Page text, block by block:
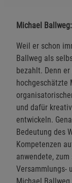
Michael
Weil er schon
Ballweg als
bezahlt. Denn
hochgeschätzte
und dafür
entwickeln.
Bedeutung des
Kompetenzen
anwendete,
Versammlungs-